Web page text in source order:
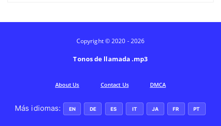
Copyright © 2020 - 2026
Tonos de llamada .mp3
Аbout Us Contact Us DMCA
Más idiomas: EN DE ES IT JA FR PT